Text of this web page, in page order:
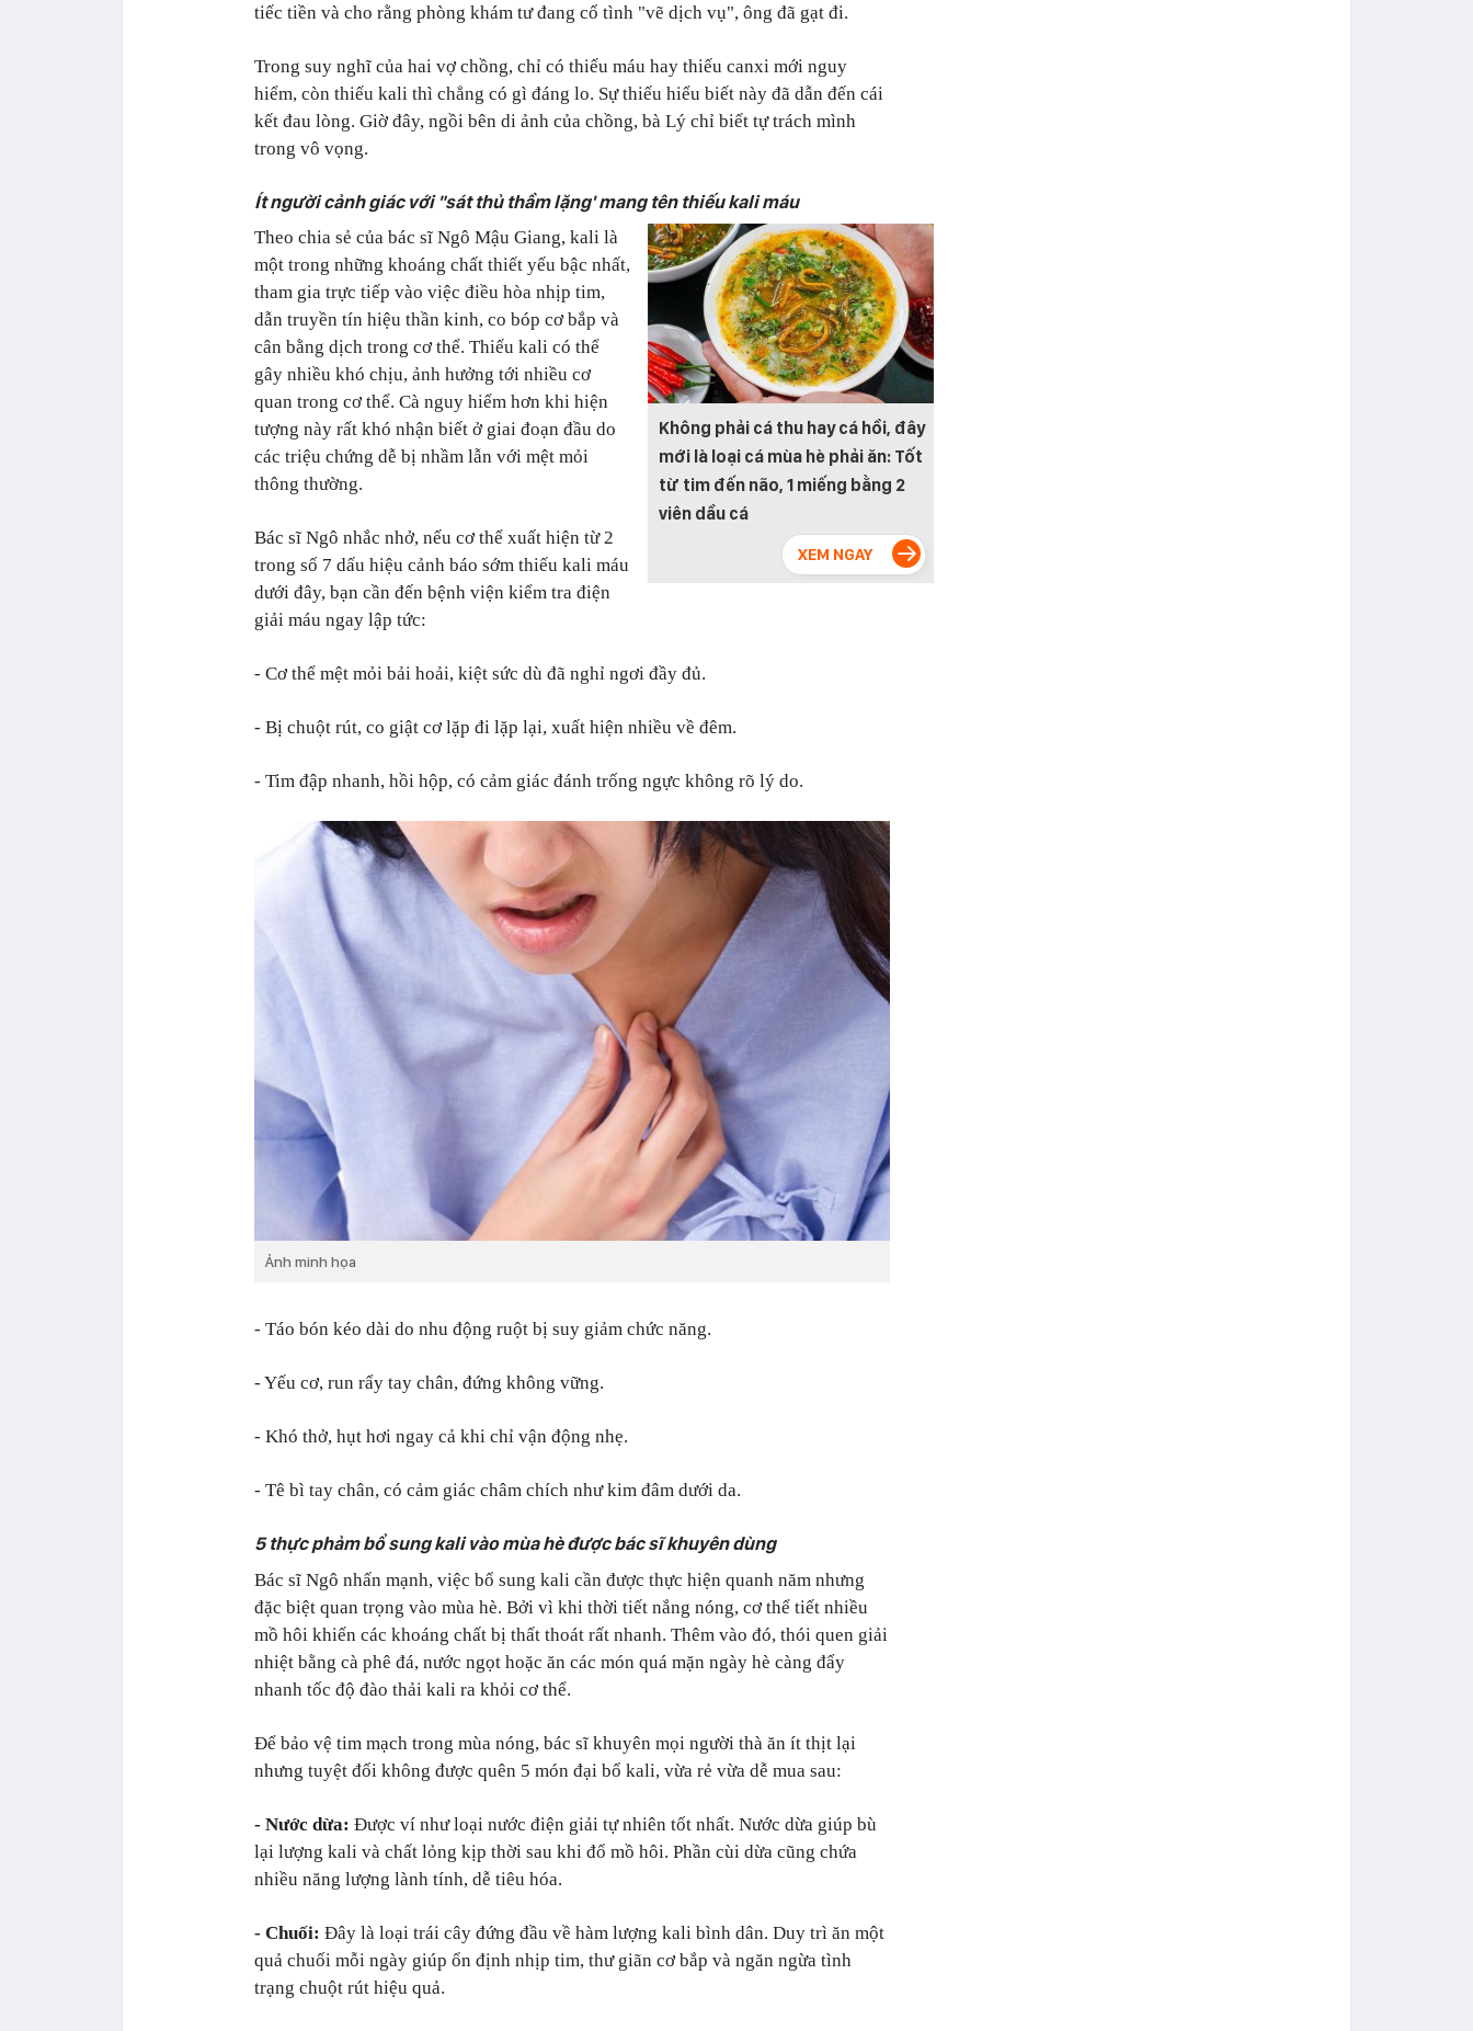
tiếc tiền và cho rằng phòng khám tư đang cố tình "vẽ dịch vụ", ông đã gạt đi.
Trong suy nghĩ của hai vợ chồng, chỉ có thiếu máu hay thiếu canxi mới nguy
hiểm, còn thiếu kali thì chẳng có gì đáng lo. Sự thiếu hiểu biết này đã dẫn đến cái
kết đau lòng. Giờ đây, ngồi bên di ảnh của chồng, bà Lý chỉ biết tự trách mình
trong vô vọng.
Ít người cảnh giác với "sát thủ thầm lặng' mang tên thiếu kali máu
Không phải cá thu hay cá hồi, đây
mới là loại cá mùa hè phải ăn: Tốt
từ tim đến não, 1 miếng bằng 2
viên dầu cá
Theo chia sẻ của bác sĩ Ngô Mậu Giang, kali là
một trong những khoáng chất thiết yếu bậc nhất,
tham gia trực tiếp vào việc điều hòa nhịp tim,
dẫn truyền tín hiệu thần kinh, co bóp cơ bắp và
cân bằng dịch trong cơ thể. Thiếu kali có thể
gây nhiều khó chịu, ảnh hưởng tới nhiều cơ
quan trong cơ thể. Cà nguy hiểm hơn khi hiện
tượng này rất khó nhận biết ở giai đoạn đầu do
các triệu chứng dễ bị nhầm lẫn với mệt mỏi
thông thường.
Bác sĩ Ngô nhắc nhở, nếu cơ thể xuất hiện từ 2
trong số 7 dấu hiệu cảnh báo sớm thiếu kali máu
dưới đây, bạn cần đến bệnh viện kiểm tra điện
giải máu ngay lập tức:
- Cơ thể mệt mỏi bải hoải, kiệt sức dù đã nghỉ ngơi đầy đủ.
- Bị chuột rút, co giật cơ lặp đi lặp lại, xuất hiện nhiều về đêm.
- Tim đập nhanh, hồi hộp, có cảm giác đánh trống ngực không rõ lý do.
Ảnh minh họa
- Táo bón kéo dài do nhu động ruột bị suy giảm chức năng.
- Yếu cơ, run rẩy tay chân, đứng không vững.
- Khó thở, hụt hơi ngay cả khi chỉ vận động nhẹ.
- Tê bì tay chân, có cảm giác châm chích như kim đâm dưới da.
5 thực phảm bổ sung kali vào mùa hè được bác sĩ khuyên dùng
Bác sĩ Ngô nhấn mạnh, việc bổ sung kali cần được thực hiện quanh năm nhưng
đặc biệt quan trọng vào mùa hè. Bởi vì khi thời tiết nắng nóng, cơ thể tiết nhiều
mồ hôi khiến các khoáng chất bị thất thoát rất nhanh. Thêm vào đó, thói quen giải
nhiệt bằng cà phê đá, nước ngọt hoặc ăn các món quá mặn ngày hè càng đẩy
nhanh tốc độ đào thải kali ra khỏi cơ thể.
Để bảo vệ tim mạch trong mùa nóng, bác sĩ khuyên mọi người thà ăn ít thịt lại
nhưng tuyệt đối không được quên 5 món đại bổ kali, vừa rẻ vừa dễ mua sau:
- Nước dừa: Được ví như loại nước điện giải tự nhiên tốt nhất. Nước dừa giúp bù
lại lượng kali và chất lỏng kịp thời sau khi đổ mồ hôi. Phần cùi dừa cũng chứa
nhiều năng lượng lành tính, dễ tiêu hóa.
- Chuối: Đây là loại trái cây đứng đầu về hàm lượng kali bình dân. Duy trì ăn một
quả chuối mỗi ngày giúp ổn định nhịp tim, thư giãn cơ bắp và ngăn ngừa tình
trạng chuột rút hiệu quả.